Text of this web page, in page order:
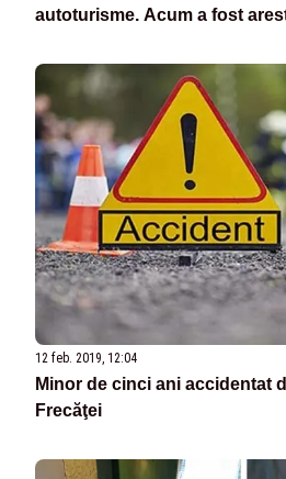
autoturisme. Acum a fost
12 feb. 2019, 12:04
Minor de cinci ani accidentat
Frecăţei